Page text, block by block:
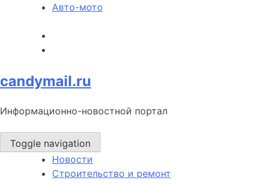
Авто-мото
candymail.ru
Информационно-новостной портал
Toggle navigation
Новости
Строительство и ремонт